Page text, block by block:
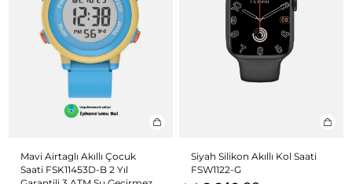
Mavi Airtaglı Akıllı Çocuk
Saati FSK11453D-B 2 Yıl
Siyah Silikon Akıllı Kol Saati
FSW1122-G